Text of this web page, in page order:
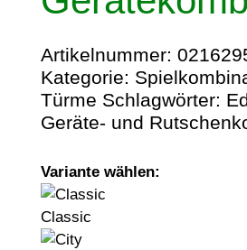
Artikelnummer:
Kategorie:
Türme Schlagwörter:
Geräte- und
Variante wählen:
Classic